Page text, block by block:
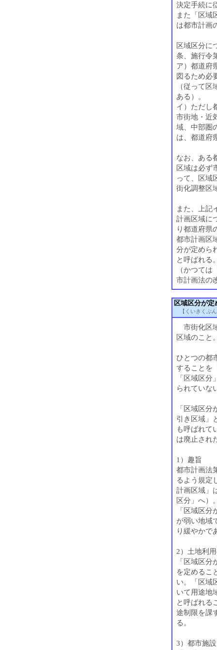
決定手続に
また「区域
は都市計画
区域区分に
条、施行令
ア）都道府
図るため必
（従って
ある）。
イ）ただし
市街地・近
域、中部圏
は、都道府
なお、ある
区域は必ず
って、区域
街化調整区
また、上記
計画区域に
り都道府県
都市計画区
分が定めら
と呼ばれる
（かつて
市計画法の
区域区分が
【くいきくぶ
市街化区
区域のこと
ひとつの都
することを
「区域区
られていな
「区域区
引き区域」
も呼ばれて
は廃止され
1）趣旨
都市計画法
るよう規定
計画区域」
区分」へ）
「区域区
が弱い地域
り緩やかで
2）土地利
「区域区
を定めるこ
い。「区域
いて用途地
と呼ばれる
途制限を課
る。
3）都市施